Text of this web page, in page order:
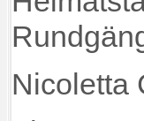
Nicoletta